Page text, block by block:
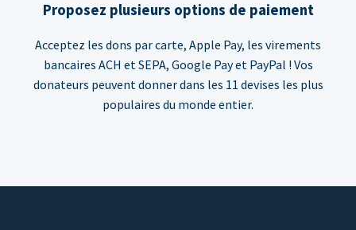
Proposez plusieurs options de paiement
Acceptez les dons par carte, Apple Pay, les virements
bancaires ACH et SEPA, Google Pay et PayPal ! Vos
donateurs peuvent donner dans les 11 devises les plus
populaires du monde entier.